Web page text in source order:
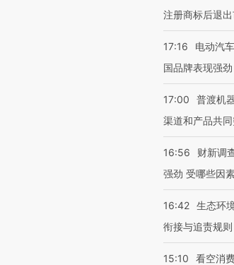
注册商标后退
17:16
电动汽
国品牌表现强
17:00
普渡机
渠道和产品共
16:56
财新调
强劲 受哪些因
16:42 生态环
衔接与追责规则
15:10 看空消